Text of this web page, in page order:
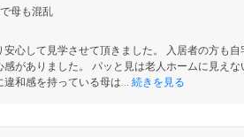
、金銭的負担を抑えながらも、安心のサ
母も混乱
心して見学させて頂きました。 入居者の方も自
がありました。 パッと見は老人ホームに見えな
和感を持っている母は...
続きを見る